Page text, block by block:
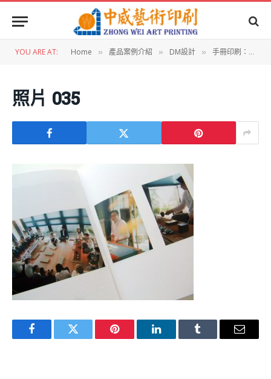
YOU ARE AT: Home » 產品案例介紹 » DM設計 » 手冊印刷：襲園美術館 襲園茶會
照片 035
FacebookTwitter Pinterest LinkedInTumblr Email